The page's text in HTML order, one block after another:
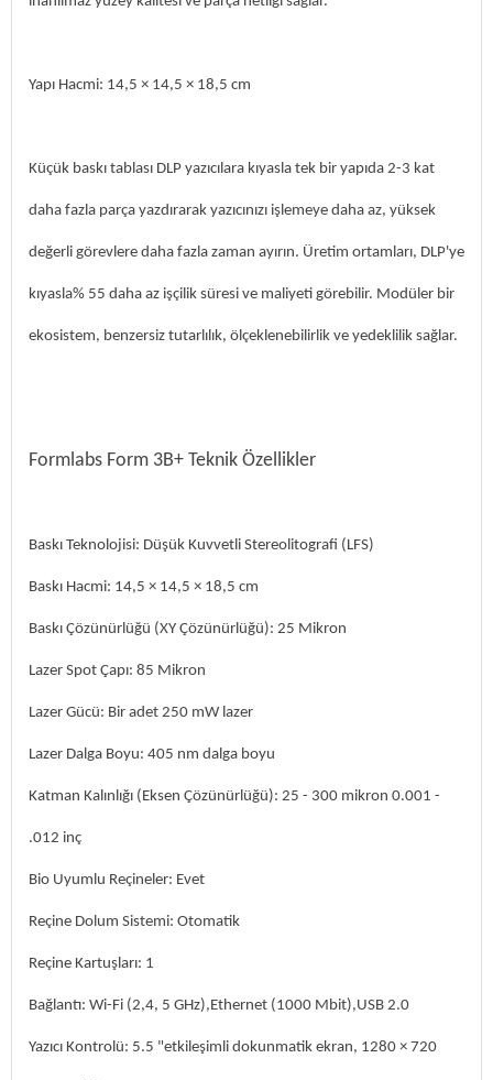
Yapı Hacmi: 14,5 × 14,5 × 18,5 cm
Küçük baskı tablası DLP yazıcılara kıyasla tek bir yapıda 2-3 kat
daha fazla parça yazdırarak yazıcınızı işlemeye daha az, yüksek
değerli görevlere daha fazla zaman ayırın. Üretim ortamları, DLP'ye
kıyasla% 55 daha az işçilik süresi ve maliyeti görebilir. Modüler bir
ekosistem, benzersiz tutarlılık, ölçeklenebilirlik ve yedeklilik sağlar.
Formlabs Form 3B+ Teknik Özellikler
Baskı Teknolojisi: Düşük Kuvvetli Stereolitografi (LFS)
Baskı Hacmi: 14,5 × 14,5 × 18,5 cm
Baskı Çözünürlüğü (XY Çözünürlüğü): 25 Mikron
Lazer Spot Çapı: 85 Mikron
Lazer Gücü: Bir adet 250 mW lazer
Lazer Dalga Boyu: 405 nm dalga boyu
Katman Kalınlığı (Eksen Çözünürlüğü): 25 - 300 mikron 0.001 -
.012 inç
Bio Uyumlu Reçineler: Evet
Reçine Dolum Sistemi: Otomatik
Reçine Kartuşları: 1
Bağlantı: Wi-Fi (2,4, 5 GHz),Ethernet (1000 Mbit),USB 2.0
Yazıcı Kontrolü: 5.5 "etkileşimli dokunmatik ekran, 1280 × 720